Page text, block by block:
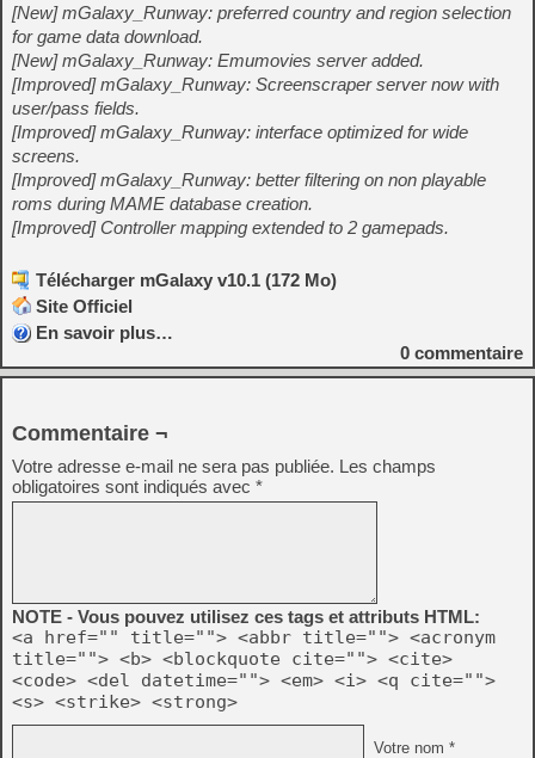
[New] mGalaxy_Runway: preferred country and region selection
for game data download.
[New] mGalaxy_Runway: Emumovies server added.
[Improved] mGalaxy_Runway: Screenscraper server now with
user/pass fields.
[Improved] mGalaxy_Runway: interface optimized for wide
screens.
[Improved] mGalaxy_Runway: better filtering on non playable
roms during MAME database creation.
[Improved] Controller mapping extended to 2 gamepads.
Télécharger mGalaxy v10.1 (172 Mo)
Site Officiel
En savoir plus…
0 commentaire
Commentaire ¬
Votre adresse e-mail ne sera pas publiée. Les champs
obligatoires sont indiqués avec *
NOTE - Vous pouvez utilisez ces tags et attributs HTML:
<a href="" title=""> <abbr title=""> <acronym
title=""> <b> <blockquote cite=""> <cite>
<code> <del datetime=""> <em> <i> <q cite="">
<s> <strike> <strong>
Votre nom *